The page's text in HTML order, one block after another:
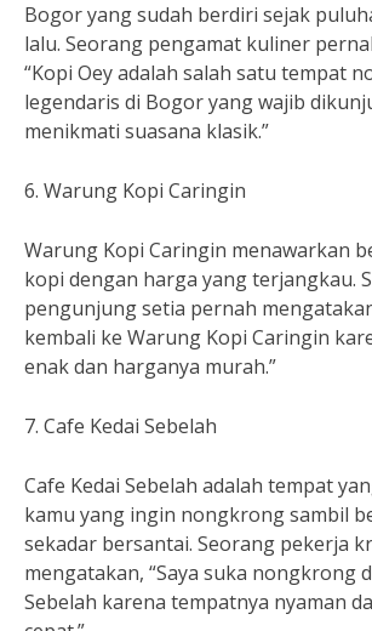
Bogor yang sudah berdiri sejak
lalu. Seorang pengamat kuliner
“Kopi Oey adalah salah satu tempat
legendaris di Bogor yang wajib
menikmati suasana klasik.”
6. Warung Kopi Caringin
Warung Kopi Caringin menawarkan
kopi dengan harga yang terjangkau.
pengunjung setia pernah
kembali ke Warung Kopi Caringin
enak dan harganya murah.”
7. Cafe Kedai Sebelah
Cafe Kedai Sebelah adalah tempat
kamu yang ingin nongkrong sambil
sekadar bersantai. Seorang pekerja
mengatakan, “Saya suka nongkrong
Sebelah karena tempatnya nyaman